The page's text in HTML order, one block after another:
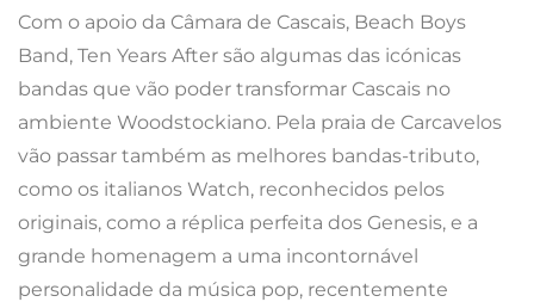
Com o apoio da Câmara de Cascais, Beach Boys
Band, Ten Years After são algumas das icónicas
bandas que vão poder transformar Cascais no
ambiente Woodstockiano. Pela praia de Carcavelos
vão passar também as melhores bandas-tributo,
como os italianos Watch, reconhecidos pelos
originais, como a réplica perfeita dos Genesis, e a
grande homenagem a uma incontornável
personalidade da música pop, recentemente